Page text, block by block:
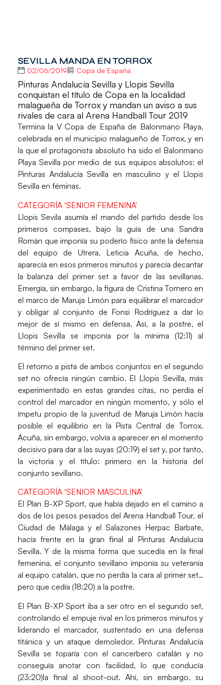
SEVILLA MANDA EN TORROX
02/06/2019 Copa de España
Pinturas Andalucía Sevilla y Llopis Sevilla
conquistan el título de Copa en la localidad
malagueña de Torrox y mandan un aviso a sus
rivales de cara al Arena Handball Tour 2019
Termina la V Copa de España de Balonmano Playa,
celebrada en el municipio malagueño de Torrox, y en
la que el protagonista absoluto ha sido el Balonmano
Playa Sevilla por medio de sus equipos absolutos: el
Pinturas Andalucía Sevilla en masculino y el Llopis
Sevilla en féminas.
CATEGORÍA ‘SENIOR FEMENINA’
Llopis Sevila asumía el mando del partido desde los
primeros compases, bajo la guía de unaSandra
Román que imponía su poderío físico ante la defensa
del equipo de Utrera. Leticia Acuña, de hecho,
aparecía en esos primeros minutos y parecía decantar
la balanza del primer set a favor de las sevillanas.
Emergía, sin embargo, la figura de Cristina Tornero en
el marco de Maruja Limón para equilibrar el marcador
y obligar al conjunto de Fonsi Rodríguez a dar lo
mejor de sí mismo en defensa. Así, a la postre, el
Llopis Sevilla se imponía por la mínima (12:11) al
término del primer set.
El retorno a pista de ambos conjuntos en el segundo
set no ofrecía ningún cambio. El Llopis Sevilla, más
experimentado en estas grandes citas, no perdía el
control del marcador en ningún momento, y sólo el
ímpetu propio de la juventud de Maruja Limón hacía
posible el equilibrio en la Pista Central de Torrox.
Acuña, sin embargo, volvía a aparecer en el momento
decisivo para dar a las suyas (20:19) el set y, por tanto,
la victoria y el título: primero en la historia del
conjunto sevillano.
CATEGORÍA ‘SENIOR MASCULINA’
El Plan B-XP Sport, que había dejado en el camino a
dos de los pesos pesados del Arena Handball Tour, el
Ciudad de Málaga y el Salazones Herpac Barbate,
hacía frente en la gran final al Pinturas Andalucía
Sevilla. Y de la misma forma que sucedía en la final
femenina, el conjunto sevillano imponía su veteranía
al equipo catalán, que no perdía la cara al primer set…
pero que cedía (18:20) a la postre.
El Plan B-XP Sport iba a ser otro en el segundo set,
controlando el empuje rival en los primeros minutos y
liderando el marcador, sustentado en una defensa
titánica y un ataque demoledor. Pinturas Andalucía
Sevilla se toparía con el cancerbero catalán y no
conseguía anotar con facilidad, lo que conducía
(23:20)la final al shoot-out. Ahí, sin embargo, su